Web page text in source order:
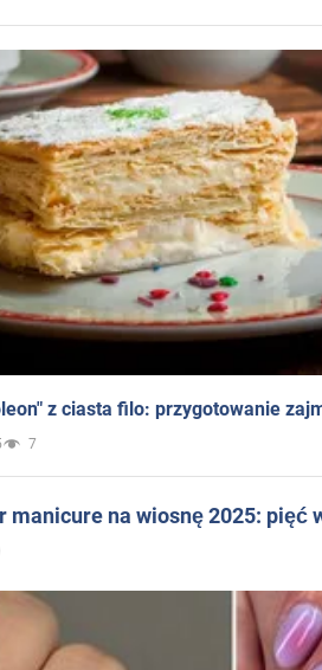
z ciasta filo: przygotowanie
7
manicure na wiosnę 2025: pięć